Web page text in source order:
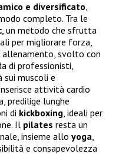
e diversificato,
completo. Tra le
, un metodo che sfrutta
per migliorare forza,
svolto con
di professionisti,
muscoli e
attività cardio
predilige lunghe
di kickboxing, ideali per
Il pilates resta un
insieme allo yoga,
e consapevolezza